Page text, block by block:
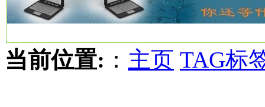
当前位置: ： 主页 TAG标